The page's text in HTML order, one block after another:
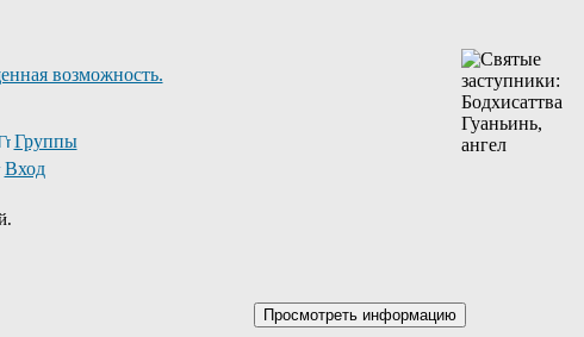
возможность.
Группы
Вход